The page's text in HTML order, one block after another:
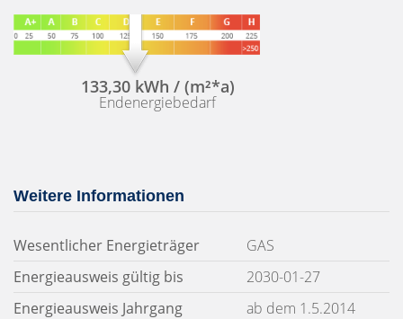
133,30 kWh / (m²*a)
Endenergiebedarf
Weitere Informationen
Wesentlicher Energieträger
GAS
Energieausweis gültig bis
2030-01-27
Energieausweis Jahrgang
ab dem 1.5.2014